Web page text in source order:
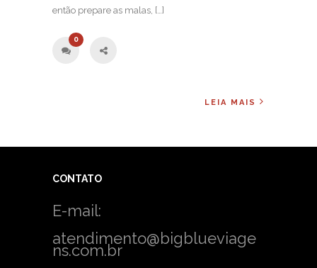
então prepare as malas, […]
0
LEIA MAIS
CONTATO
E-mail:
atendimento@bigblueviage
ns.com.br